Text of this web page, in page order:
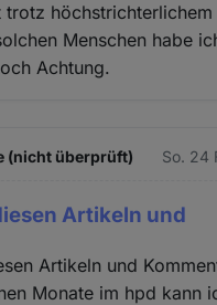
höchstrichterlichem
Menschen habe
Achtung.
(nicht überprüft) So. 24
Artikeln und
Artikeln und
Monate im hpd kann